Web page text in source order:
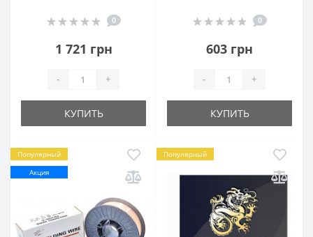
0
1 721 грн
- +
КУПИТЬ
0
603 грн
- +
КУПИТЬ
Популярный
Акция
Популярный